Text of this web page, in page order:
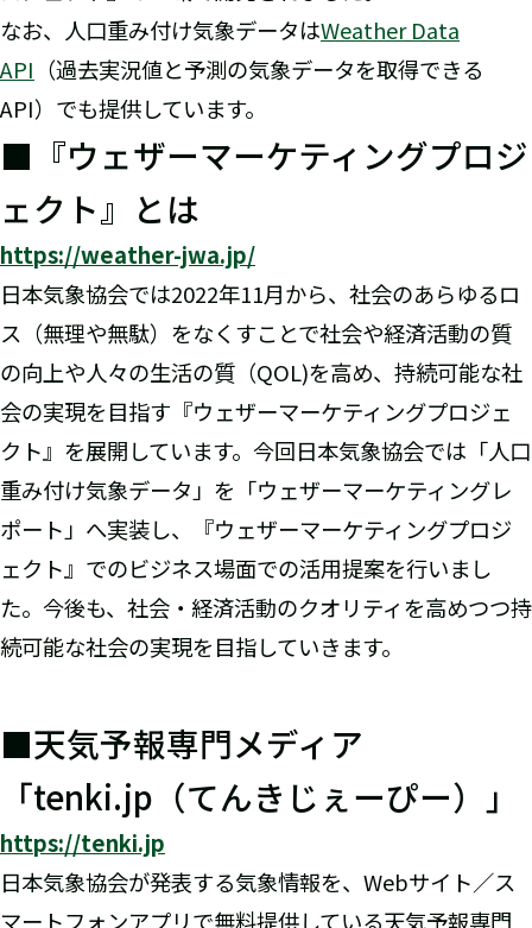
なお、人口重み付け気象データはWeather Data
API （過去実況値と予測の気象データを取得できる
API）でも提供しています。
■『ウェザーマーケティングプロジ
ェクト』とは
https://weather-jwa.jp/
日本気象協会では2022年11月から、社会のあらゆるロ
ス（無理や無駄）をなくすことで社会や経済活動の質
の向上や人々の生活の質（QOL)を高め、持続可能な社
会の実現を目指す『ウェザーマーケティングプロジェ
クト』を展開しています。今回日本気象協会では「人口
重み付け気象データ」を「ウェザーマーケティングレ
ポート」へ実装し、『ウェザーマーケティングプロジ
ェクト』でのビジネス場面での活用提案を行いまし
た。今後も、社会・経済活動のクオリティを高めつつ持
続可能な社会の実現を目指していきます。
■天気予報専門メディア
「tenki.jp（てんきじぇーぴー）」
https://tenki.jp
日本気象協会が発表する気象情報を、Webサイト／ス
マートフォンアプリで無料提供している天気予報専門